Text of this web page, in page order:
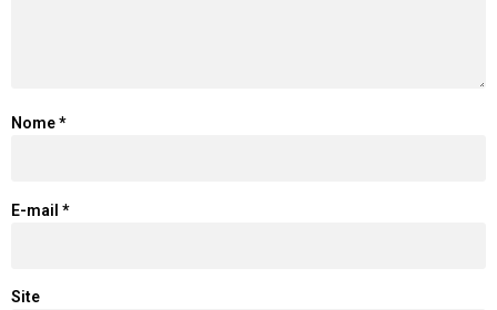
Nome*
E-mail *
Site